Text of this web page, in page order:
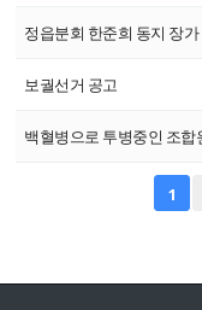
정읍분회 한준희 동지 장
보궐선거 공고
백혈병으로 투병중인 조
1